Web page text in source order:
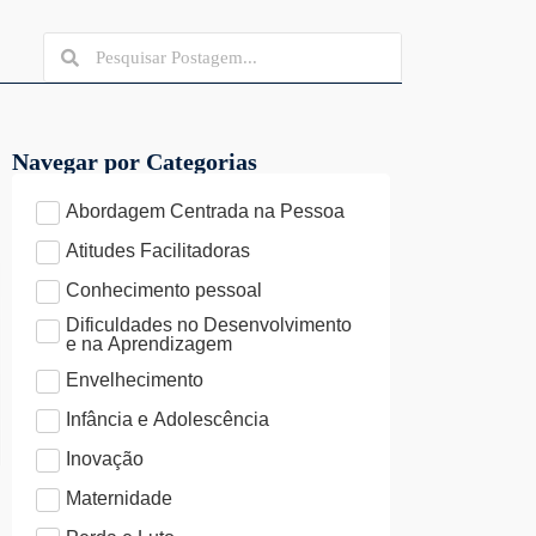
Navegar por Categorias
Abordagem Centrada na Pessoa
Atitudes Facilitadoras
Conhecimento pessoal
Dificuldades no Desenvolvimento
e na Aprendizagem
Envelhecimento
Infância e Adolescência
Inovação
Maternidade